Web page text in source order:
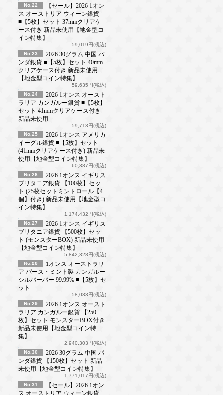
No.22
【セール】2026 1オン
ス オーストリア ウィーン銀貨
■【5枚】セット 37mmクリアケ
ース付き 新品未使用【地金型コ
イン特集】
59,019円(税込)
No.23
2026 30グラム 中国 パ
ンダ銀貨 ■【5枚】セット 40mm
クリアケース付き 新品未使用
【地金型コイン特集】
59,635円(税込)
No.24
2026 1オンス オースト
ラリア カンガルー銀貨 ■【5枚】
セット 41mmクリアケース付き
新品未使用
59,713円(税込)
No.25
2026 1オンス アメリカ
イーグル銀貨 ■【5枚】セット
(41mmクリアケース付き) 新品未
使用【地金型コイン特集】
60,387円(税込)
No.26
2026 1オンス イギリス
ブリタニア銀貨 【100枚】セッ
ト (25枚セットミントロール【4
個】付き) 新品未使用【地金型コ
イン特集】
1,174,432円(税込)
No.27
2026 1オンス イギリス
ブリタニア銀貨 【500枚】セッ
ト (モンスターBOX) 新品未使用
【地金型コイン特集】
5,842,328円(税込)
No.28
1オンス オーストラリ
ア パース・ミント製 カンガルー
シルバーバー 99.99% ■【5枚】セ
ット
58,033円(税込)
No.29
2026 1オンス オースト
ラリア カンガルー銀貨 【250
枚】セット モンスターBOX付き
新品未使用【地金型コイン特
集】
2,940,303円(税込)
No.30
2026 30グラム 中国 パ
ンダ銀貨 【150枚】セット 新品
未使用【地金型コイン特集】
1,771,017円(税込)
No.31
【セール】2026 1オン
ス オーストリア ウィーン銀貨